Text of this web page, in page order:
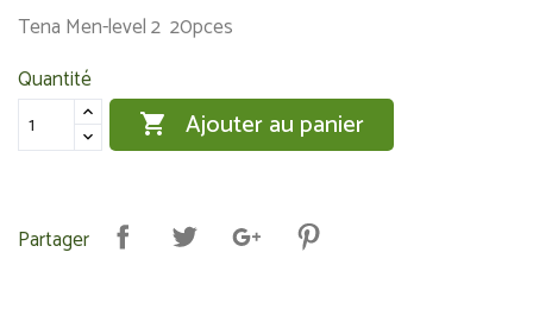
Tena Men-level 2 20pces
Quantité
 Ajouter au panier
Partager